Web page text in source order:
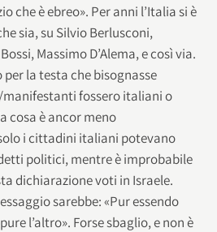
che è ebreo». Per anni l’Italia si è
sia, su Silvio Berlusconi,
Massimo D’Alema, e così via.
per la testa che bisognasse
fossero italiani o
cosa è ancor meno
i cittadini italiani potevano
politici, mentre è improbabile
dichiarazione voti in Israele.
sarebbe: «Pur essendo
l’altro». Forse sbaglio, e non è